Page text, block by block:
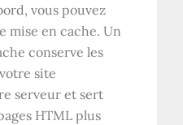
vous pouvez
mise en cache. Un
conserve les
site
serveur et sert
HTML plus